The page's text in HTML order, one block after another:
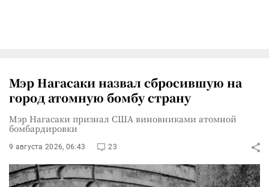
Мэр Нагасаки назвал сбросившую на
город атомную бомбу страну
Мэр Нагасаки признал США виновниками атомной
бомбардировки
9 августа 2026, 06:43 23